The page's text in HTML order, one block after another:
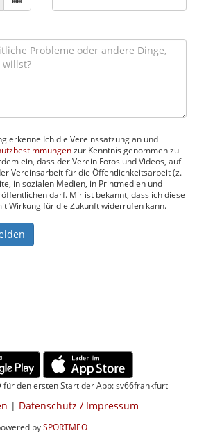
erkenne Ich die Vereinssatzung an und
zur Kenntnis genommen zu
ein, dass der Verein Fotos und Videos, auf
Vereinsarbeit für die Öffentlichkeitsarbeit (z.
in sozialen Medien, in Printmedien und
darf. Mir ist bekannt, dass ich diese
Wirkung für die Zukunft widerrufen kann.
für den ersten Start der App: sv66frankfurt
| Datenschutz / Impressum
bySPORTMEO